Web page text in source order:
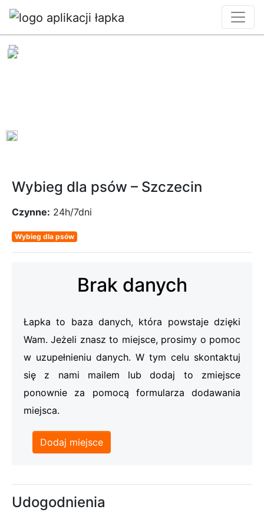
Wybieg dla psów – Szczecin
Czynne: 24h/7dni
Wybieg dla psów
Brak danych
Łapka to baza danych, która powstaje dzięki
Wam. Jeżeli znasz to miejsce, prosimy o pomoc
w uzupełnieniu danych. W tym celu skontaktuj
się z nami mailem lub dodaj to zmiejsce
ponownie za pomocą formularza dodawania
miejsca.
Dodaj miejsce
Udogodnienia